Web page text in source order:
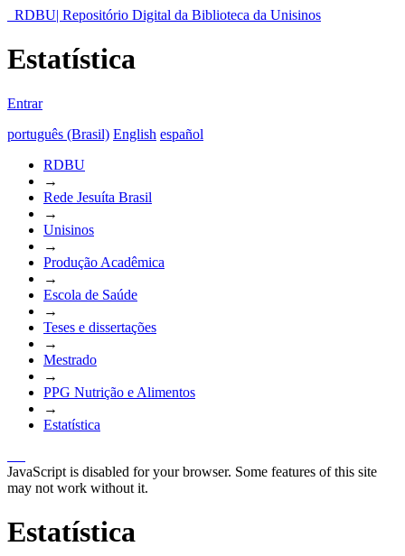
RDBU| Repositório Digital da Biblioteca da Unisinos
Estatística
Entrar
português (Brasil) English español
RDBU
→
Rede Jesuíta Brasil
→
Unisinos
→
Produção Acadêmica
→
Escola de Saúde
→
Teses e dissertações
→
Mestrado
→
PPG Nutrição e Alimentos
→
Estatística
JavaScript is disabled for your browser. Some features of this site
may not work without it.
Estatística